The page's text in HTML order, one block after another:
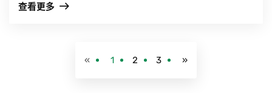
查看更多
« 1 2 3 »